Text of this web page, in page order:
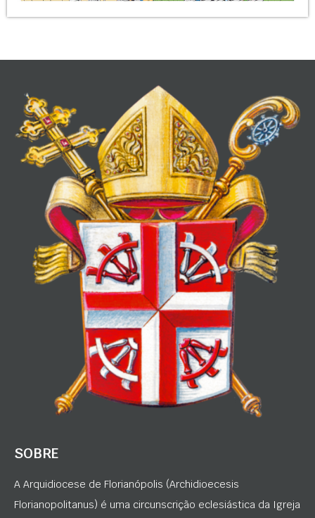
SOBRE
A Arquidiocese de Florianópolis (Archidioecesis
Florianopolitanus) é uma circunscrição eclesiástica da Igreja